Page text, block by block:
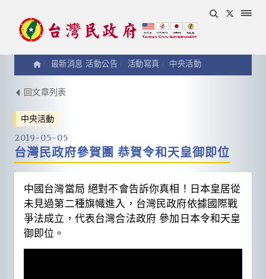
最新消息 活動公告 活動寫真 中央活動
活
動
寫
真
回文章列表
中央活動
2019-05-05
台灣民政府參賀團 恭賀令和天皇御即位
中國台灣當局 絕對不會告訴你真相！日本皇居從
未見過第二種旗幟進入，台灣民政府依據國際戰
爭法成立，代表台灣合法政府 參加日本令和天皇
御即位。